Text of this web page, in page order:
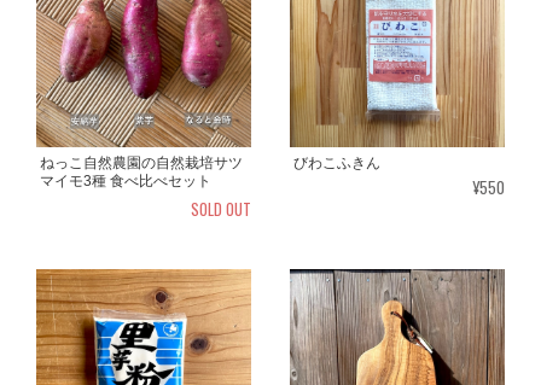
ねっこ自然農園の自然栽培サツ
マイモ3種 食べ比べセット
SOLD OUT
びわこふきん
¥550